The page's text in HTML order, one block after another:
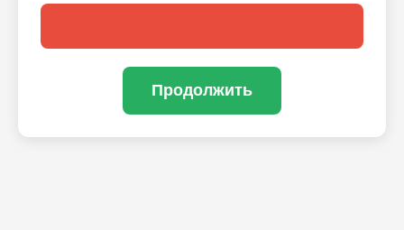
Продолжить